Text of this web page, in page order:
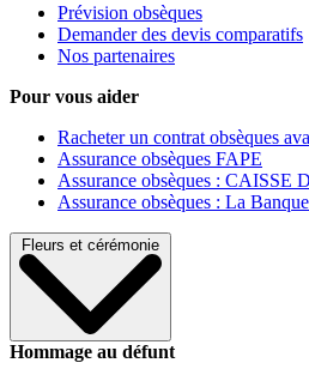
Prévision obsèques
Demander des devis comparatifs
Nos partenaires
Pour vous aider
Racheter un contrat obsèques
Assurance obsèques FAPE
Assurance obsèques : CAISSE
Assurance obsèques : La
Fleurs et cérémonie
Hommage au défunt